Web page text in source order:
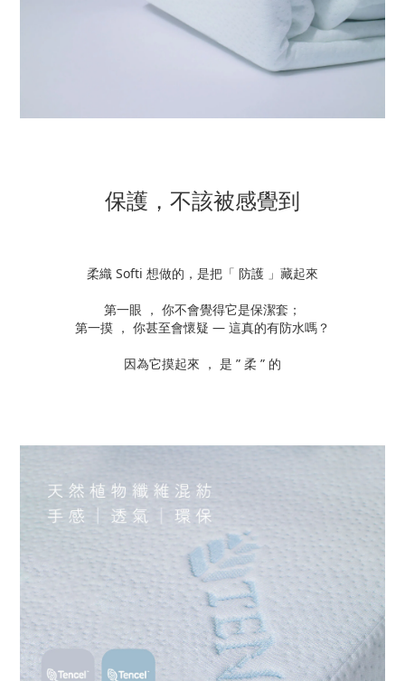
保護，不該被感覺到
柔織 Softi 想做的，是把「 防護 」藏起來
第一眼 ， 你不會覺得它是保潔套；
第一摸 ， 你甚至會懷疑 — 這真的有防水嗎？
因為它摸起來 ， 是 ” 柔 ” 的